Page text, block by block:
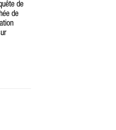
de
de